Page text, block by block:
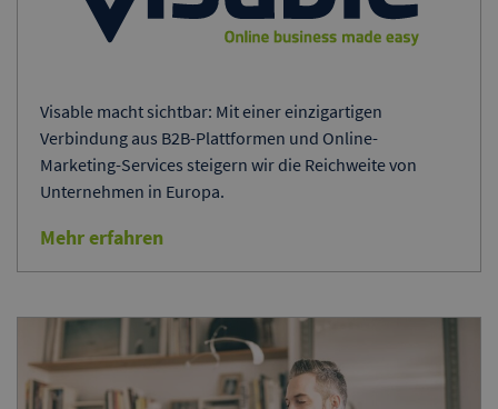
Visable macht sichtbar: Mit einer einzigartigen
Verbindung aus B2B-Plattformen und Online-
Marketing-Services steigern wir die Reichweite von
Unternehmen in Europa.
Mehr erfahren